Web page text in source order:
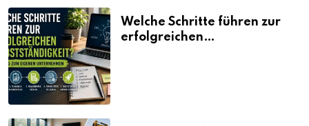
Welche Schritte führen zur
erfolgreichen